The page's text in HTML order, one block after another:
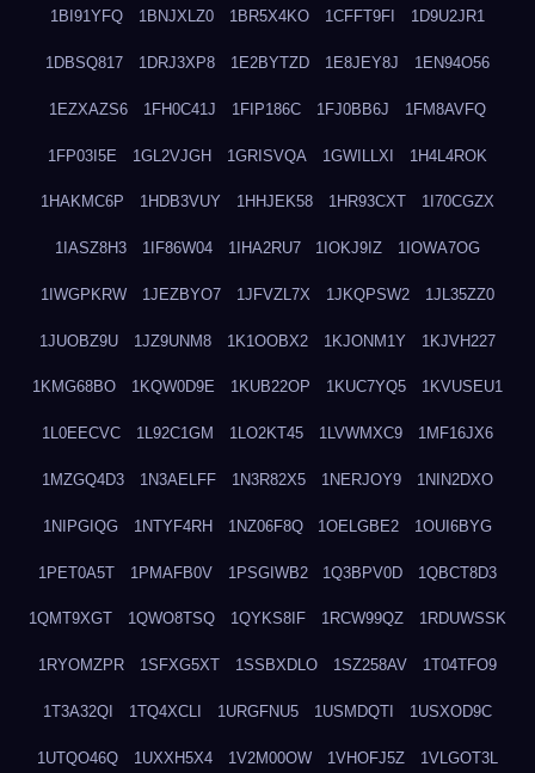
1BI91YFQ 1BNJXLZ0 1BR5X4KO 1CFFT9FI 1D9U2JR1
1DBSQ817 1DRJ3XP8 1E2BYTZD 1E8JEY8J 1EN94O56
1EZXAZS6 1FH0C41J 1FIP186C 1FJ0BB6J 1FM8AVFQ
1FP03I5E 1GL2VJGH 1GRISVQA 1GWILLXI 1H4L4ROK
1HAKMC6P 1HDB3VUY 1HHJEK58 1HR93CXT 1I70CGZX
1IASZ8H3 1IF86W04 1IHA2RU7 1IOKJ9IZ 1IOWA7OG
1IWGPKRW 1JEZBYO7 1JFVZL7X 1JKQPSW2 1JL35ZZ0
1JUOBZ9U 1JZ9UNM8 1K1OOBX2 1KJONM1Y 1KJVH227
1KMG68BO 1KQW0D9E 1KUB22OP 1KUC7YQ5 1KVUSEU1
1L0EECVC 1L92C1GM 1LO2KT45 1LVWMXC9 1MF16JX6
1MZGQ4D3 1N3AELFF 1N3R82X5 1NERJOY9 1NIN2DXO
1NIPGIQG 1NTYF4RH 1NZ06F8Q 1OELGBE2 1OUI6BYG
1PET0A5T 1PMAFB0V 1PSGIWB2 1Q3BPV0D 1QBCT8D3
1QMT9XGT 1QWO8TSQ 1QYKS8IF 1RCW99QZ 1RDUWSSK
1RYOMZPR 1SFXG5XT 1SSBXDLO 1SZ258AV 1T04TFO9
1T3A32QI 1TQ4XCLI 1URGFNU5 1USMDQTI 1USXOD9C
1UTQO46Q 1UXXH5X4 1V2M00OW 1VHOFJ5Z 1VLGOT3L